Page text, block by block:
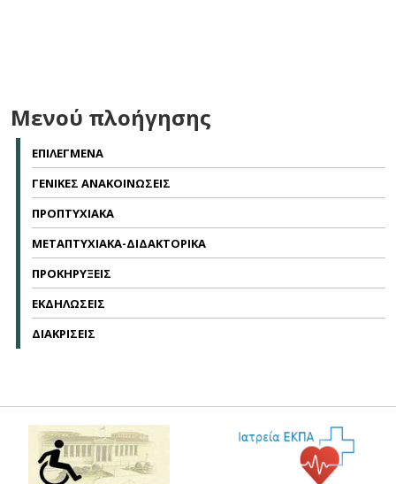
Μενού πλοήγησης
ΕΠΙΛΕΓΜΕΝΑ
ΓΕΝΙΚΕΣ ΑΝΑΚΟΙΝΩΣΕΙΣ
ΠΡΟΠΤΥΧΙΑΚΑ
ΜΕΤΑΠΤΥΧΙΑΚΑ-ΔΙΔΑΚΤΟΡΙΚΑ
ΠΡΟΚΗΡΥΞΕΙΣ
ΕΚΔΗΛΩΣΕΙΣ
ΔΙΑΚΡΙΣΕΙΣ